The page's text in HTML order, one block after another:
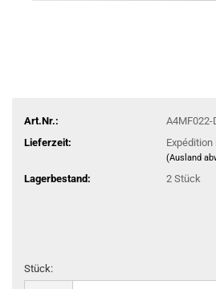
Art.Nr.:
A4MF022-
Lieferzeit:
(Ausland
Lagerbestand: 2 Stück
Stück: